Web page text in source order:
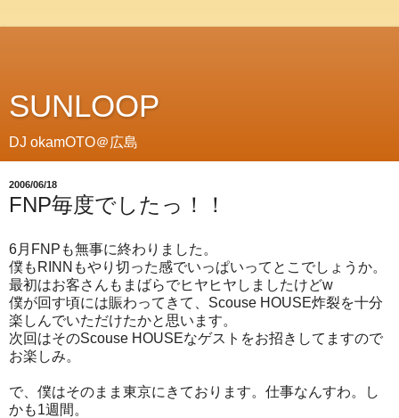
SUNLOOP
DJ okamOTO＠広島
2006/06/18
FNP毎度でしたっ！！
6月FNPも無事に終わりました。
僕もRINNもやり切った感でいっぱいってとこでしょうか。
最初はお客さんもまばらでヒヤヒヤしましたけどw
僕が回す頃には賑わってきて、Scouse HOUSE炸裂を十分
楽しんでいただけたかと思います。
次回はそのScouse HOUSEなゲストをお招きしてますので
お楽しみ。
で、僕はそのまま東京にきております。仕事なんすわ。し
かも1週間。